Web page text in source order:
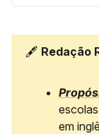
🖋️ Redação
em